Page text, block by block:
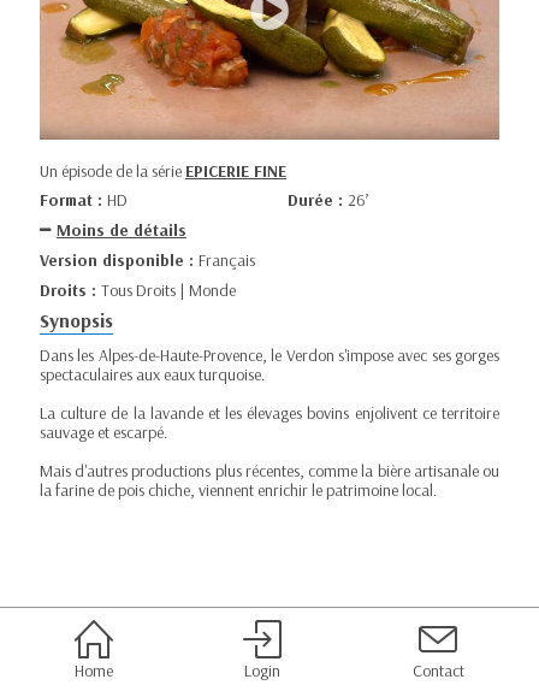
Un épisode de la série EPICERIE FINE
Format : HD Durée : 26’
Moins de détails
Version disponible : Français
Droits : Tous Droits | Monde
Synopsis
Dans les Alpes-de-Haute-Provence, le Verdon s'impose avec ses gorges
spectaculaires aux eaux turquoise.
La culture de la lavande et les élevages bovins enjolivent ce territoire
sauvage et escarpé.
Mais d'autres productions plus récentes, comme la bière artisanale ou
la farine de pois chiche, viennent enrichir le patrimoine local.
Home Login Contact